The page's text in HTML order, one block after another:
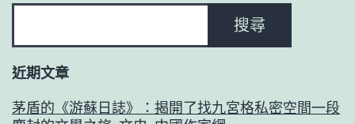
搜尋
近期文章
茅盾的《游蘇日誌》：揭開了找九宮格私密空間一段